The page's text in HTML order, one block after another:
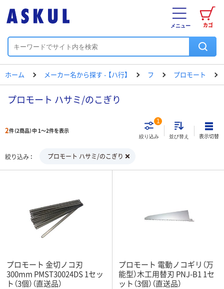
カゴ
メニュー
ホーム メーカー名から探す - 【ハ行】 フ プロモート
プロモート ハサミ/のこぎり
2件（2商品）中 1～2件を表示
絞り込み
1
並び替え 表示切替
絞り込み プロモート ハサミ/のこぎり
プロモート 金切ノコ刃
300mm PMST30024DS 1セッ
ト（3個）（直送品）
プロモート 電動ノコギリ（万
能型）木工用替刃 PNJ-B1 1セ
ット（3個）（直送品）